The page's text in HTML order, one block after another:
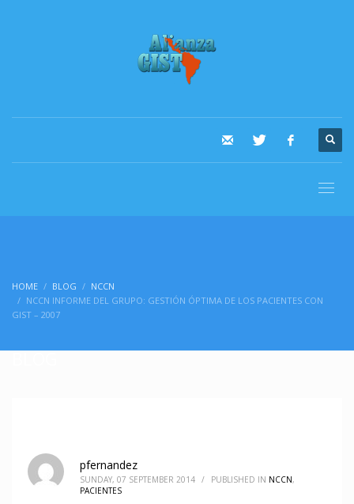
HOME BLOG
NCCN
NCCN INFORME DEL GRUPO: GESTIÓN ÓPTIMA DE LOS PACIENTES CON
GIST – 2007
BLOG
pfernandez
SUNDAY, 07 SEPTEMBER 2014 / PUBLISHED IN NCCN,
PACIENTES